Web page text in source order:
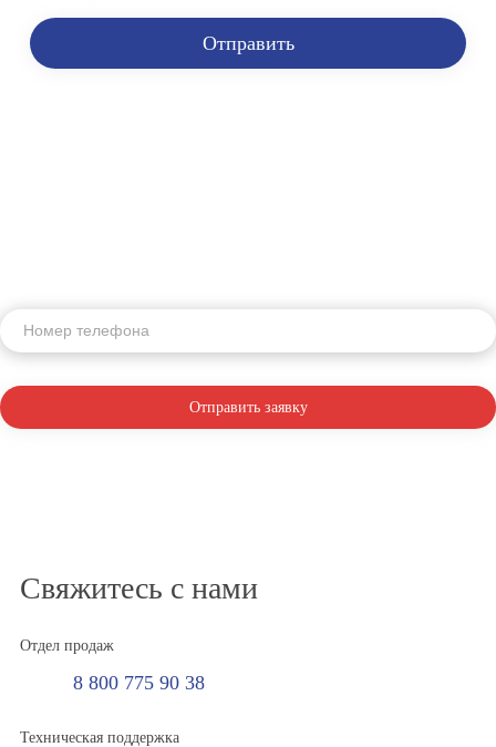
Отправить
Отправить заявку
Свяжитесь с нами
Отдел продаж
8 800 775 90 38
Техническая поддержка